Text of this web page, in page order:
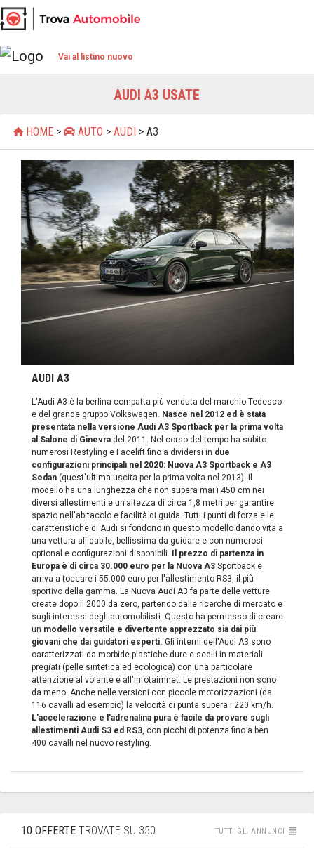
Vai al listino nuovo
AUDI A3 USATE
HOME > AUTO >AUDI > A3
AUDI A3
L'Audi A3 è la berlina compatta più venduta del marchio Tedesco
e del grande gruppo Volkswagen. Nasce nel 2012 ed è stata
presentata nella versione Audi A3 Sportback per la prima volta
al Salone di Ginevra del 2011. Nel corso del tempo ha subito
numerosi Restyling e Facelift fino a dividersi in due
configurazioni principali nel 2020: Nuova A3 Sportback e A3
Sedan (quest'ultima uscita per la prima volta nel 2013). Il
modello ha una lunghezza che non supera mai i 450 cm nei
diversi allestimenti e un'altezza di circa 1,8 metri per garantire
spazio nell'abitacolo e facilità di guida. Tutti i punti di forza e le
caratteristiche di Audi si fondono in questo modello dando vita a
una vettura affidabile, bellissima da guidare e con numerosi
optional e configurazioni disponibili. Il prezzo di partenza in
Europa è di circa 30.000 euro per la Nuova A3 Sportback e
arriva a toccare i 55.000 euro per l'allestimento RS3, il più
sportivo della gamma. La Nuova Audi A3 fa parte delle vetture
create dopo il 2000 da zero, partendo dalle ricerche di mercato e
sugli interessi degli automobilisti. Questo ha permesso di creare
un modello versatile e divertente apprezzato sia dai più
giovani che dai guidatori esperti. Gli interni dell'Audi A3 sono
caratterizzati da morbide plastiche dure e sedili in materiali
pregiati (pelle sintetica ed ecologica) con una particolare
attenzione al volante e all'infotaimnet. Le prestazioni non sono
da meno. Anche nelle versioni con piccole motorizzazioni (da
116 cavalli ad esempio) la velocità di punta supera i 220 km/h.
L'accelerazione e l'adrenalina pura è facile da provare sugli
allestimenti Audi S3 ed RS3 , con picchi di potenza fino a ben
400 cavalli nel nuovo restyling.
10 OFFERTE TROVATE SU 350 TUTTI GLI ANNUNCI